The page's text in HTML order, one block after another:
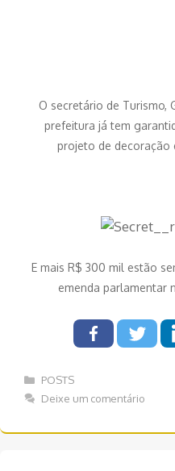
O secretário de Turismo,
prefeitura já tem
projeto de decoração
E mais R$ 300 mil estão
emenda parlamentar
Categorias
POSTS
Deixe um comentário